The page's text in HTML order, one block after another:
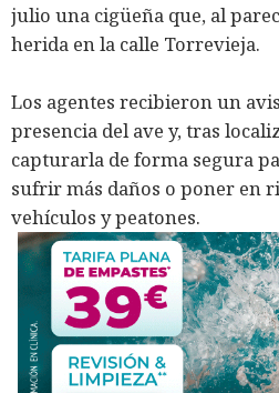
julio una cigüeña que, al
herida en la calle Torrevieja.
Los agentes recibieron un
presencia del ave y, tras
capturarla de forma segura
sufrir más daños o poner en
vehículos y peatones.